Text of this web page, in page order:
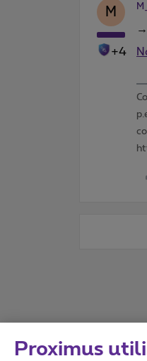
M
+4
Proximus